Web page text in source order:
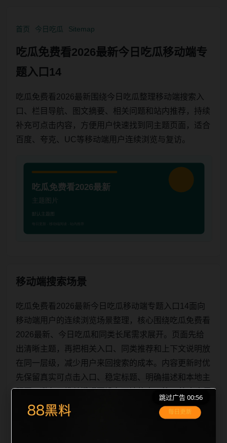
首页 今日吃瓜 Sitemap
吃瓜免费看2026最新今日吃瓜移动端专
题入口14
吃瓜免费看2026最新围绕今日吃瓜整理移动端搜索入
口、栏目导航、图文摘要、相关问题和站内推荐，持续
补充可点击内容，方便用户快速找到同主题页面，适合
百度、夸克、UC等移动端用户连续浏览与复访。
移动端搜索场景
吃瓜免费看2026最新今日吃瓜移动端专题入口14面向
移动端用户的连续浏览场景整理，核心围绕吃瓜免费看
2026最新、今日吃瓜和同类长尾需求展开。页面先给
出清晰主题，再把相关入口、同类推荐和上下文说明放
在同一层级，减少用户来回搜索的成本。内容更新时优
先保留真实可点击入口、稳定标题、明确描述和本地主
题图，避免只堆关键词而没有可读信息。第14篇内容用
于补齐栏目深度，同时帮助 sitemap、栏目页、首页推
荐形成更自然的内链关系。图片说明统一绑定站点主关
跳过广告 00:56